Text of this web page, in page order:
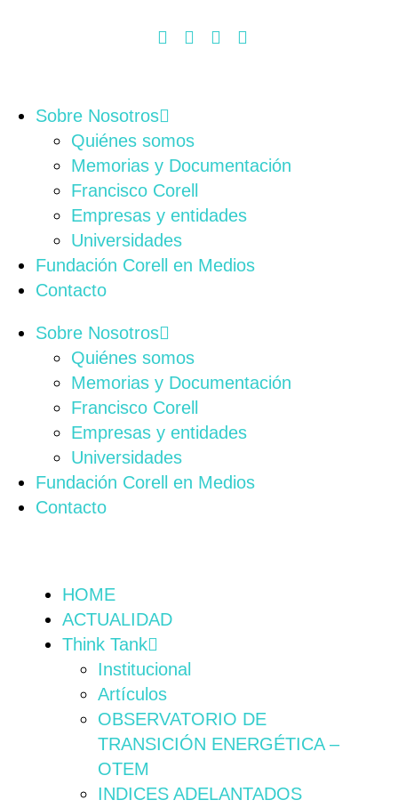
Sobre Nosotros
Quiénes somos
Memorias y Documentación
Francisco Corell
Empresas y entidades
Universidades
Fundación Corell en Medios
Contacto
Sobre Nosotros
Quiénes somos
Memorias y Documentación
Francisco Corell
Empresas y entidades
Universidades
Fundación Corell en Medios
Contacto
HOME
ACTUALIDAD
Think Tank
Institucional
Artículos
OBSERVATORIO DE
TRANSICIÓN ENERGÉTICA –
OTEM
INDICES ADELANTADOS